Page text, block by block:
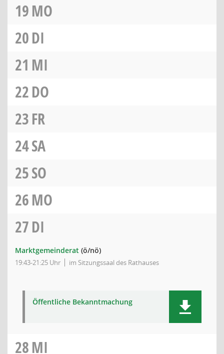
19MO
20DI
21 MI
22DO
23FR
24SA
25SO
26MO
27DI
Marktgemeinderat (ö/nö)
19:43-21:25 Uhr im Sitzungssaal des Rathauses
Öffentliche Bekanntmachung
28MI